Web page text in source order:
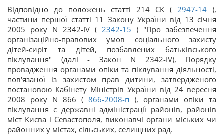
Відповідно до положень статті 214 СК ( 2947-14 ),
частини першої статті 11 Закону України від 13 січня
2005 року N 2342-IV ( 2342-15 ) "Про забезпечення
організаційно-правових умов соціального захисту
дітей-сиріт та дітей, позбавлених батьківського
піклування" (далі - Закон N 2342-IV), Порядку
провадження органами опіки та піклування діяльності,
пов'язаної із захистом прав дитини, затвердженого
постановою Кабінету Міністрів України від 24 вересня
2008 року N 866 ( 866-2008-п ), органами опіки та
піклування є державні адміністрації районів, районів
міст Києва і Севастополя, виконавчі органи міських чи
районних у містах, сільських, селищних рад.